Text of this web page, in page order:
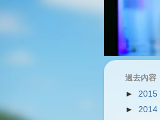
過去內容
► 2015
► 2014